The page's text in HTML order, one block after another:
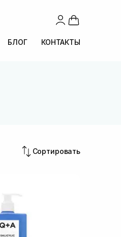
БЛОГ КОНТАКТЫ
Сортировать